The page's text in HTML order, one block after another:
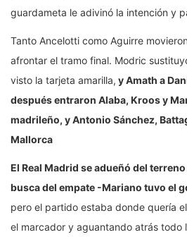
guardameta le adivinó la intención y
Tanto Ancelotti como Aguirre
afrontar el tramo final. Modric
visto la tarjeta amarilla, y Amath a
después entraron Alaba, Kroos y
madrileño, y Antonio Sánchez,
Mallorca
El Real Madrid se adueñó del
busca del empate -Mariano tuvo el
pero el partido estaba donde quería
el marcador y aguantando atrás todo